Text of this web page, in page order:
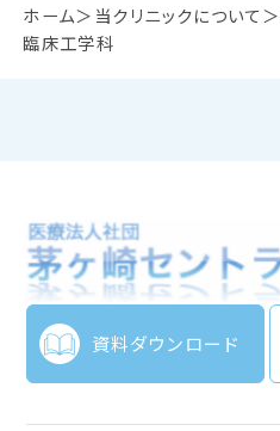
ホーム 当クリニックについて
臨床工学科
資料ダウンロード